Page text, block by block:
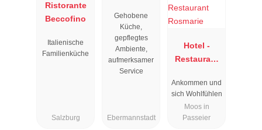
Ristorante
Beccofino
Italienische
Familienküche
Salzburg
"
Gehobene
Küche,
gepflegtes
Ambiente,
aufmerksamer
Service
Ebermannstadt
Hotel -
Restaurant
Ankommen und
sich Wohlfühlen
Moos in
Passeier